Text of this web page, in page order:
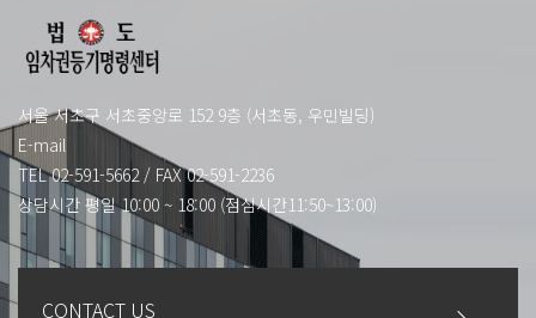
서울 서초구 서초중앙로 152 9층 (서초동, 우민빌딩)
E-mail
TEL 02-591-5662 / FAX 02-591-2236
상담시간 평일 10:00 ~ 18:00 (점심시간11:50~13:00)
CONTACT US